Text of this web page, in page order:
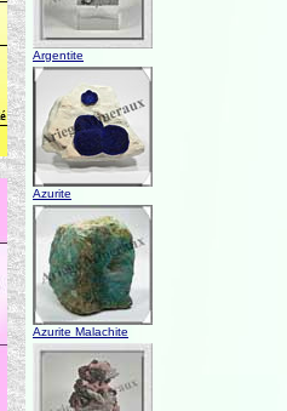
Argentite
Azurite
Azurite Malachite